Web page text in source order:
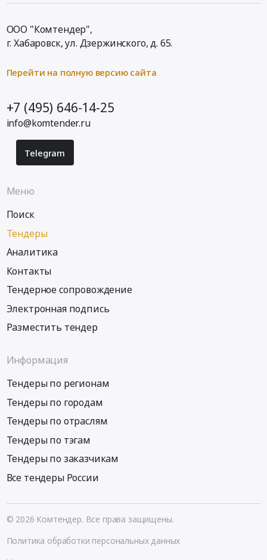
ООО "Комтендер",
г. Хабаровск,ул. Дзержинского, д. 65.
Перейти на полную версию сайта
+7 (495) 646-14-25
info@komtender.ru
Telegram
Меню
Поиск
Тендеры
Аналитика
Контакты
Тендерное сопровождение
Электронная подпись
Разместить тендер
Информация
Тендеры по регионам
Тендеры по городам
Тендеры по отраслям
Тендеры по тэгам
Тендеры по заказчикам
Все тендеры России
© 2026 Комтендер. Все права защищены.
Политика обработки персональных данных